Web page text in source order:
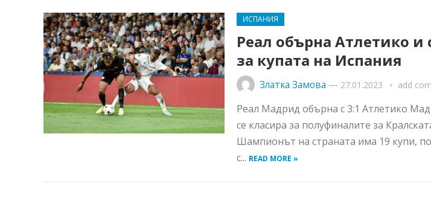
ИСПАНИЯ
Реал обърна Атлетико и
за купата на Испания
Златка Замова — 27.01.2023 add
Реал Мадрид обърна с 3:1 Атлетико
се класира за полуфиналите за
Шампионът на страната има 19 купи,
с... READ MORE »